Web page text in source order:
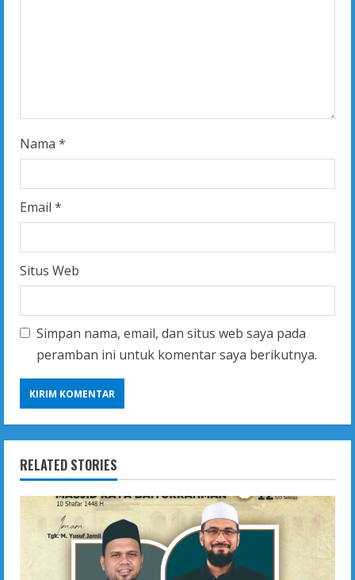
Nama *
Email *
Situs Web
Simpan nama, email, dan situs web saya pada
peramban ini untuk komentar saya berikutnya.
RELATED STORIES